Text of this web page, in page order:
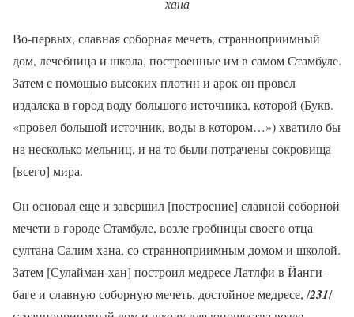
хана
Во-первых, славная соборная мечеть, странноприимный
дом, лечебница и школа, построенные им в самом Стамбуле.
Затем с помощью высоких плотин и арок он провел
издалека в город воду большого источника, которой (Букв.
«провел большой источник, воды в котором…») хватило бы
на несколько мельниц, и на то были потрачены сокровища
[всего] мира.
Он основал еще и завершил [построение] славной соборной
мечети в городе Стамбуле, возле гробницы своего отца
султана Салим-хана, со странноприимным домом и школой.
Затем [Сулайман-хан] построил медресе Латлфи в Йанги-
баге и славную соборную мечеть, достойное медресе, /231/